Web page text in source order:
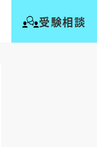
受験相談